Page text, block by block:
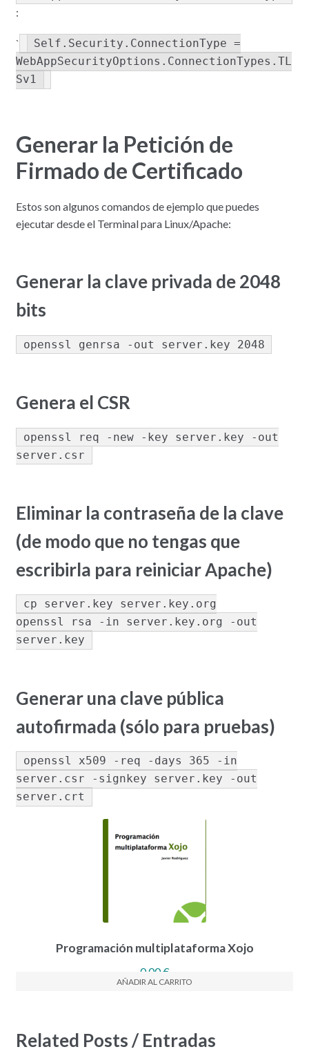
:
`
Self.Security.ConnectionType =
WebAppSecurityOptions.ConnectionTypes.TL
Sv1
Generar la Petición de
Firmado de Certificado
Estos son algunos comandos de ejemplo que puedes
ejecutar desde el Terminal para Linux/Apache:
Generar la clave privada de 2048
bits
openssl genrsa -out server.key 2048
Genera el CSR
openssl req -new -key server.key -out
server.csr
Eliminar la contraseña de la clave
(de modo que no tengas que
escribirla para reiniciar Apache)
cp server.key server.key.org
openssl rsa -in server.key.org -out
server.key
Generar una clave pública
autofirmada (sólo para pruebas)
openssl x509 -req -days 365 -in
server.csr -signkey server.key -out
server.crt
Programación multiplataforma Xojo
0,00€
AÑADIR AL CARRITO
Related Posts / Entradas